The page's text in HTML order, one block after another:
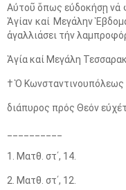
Αὐτοῦ ὅπως εὐδοκήσῃ νά
Ἁγίαν καί Μεγάλην
ἀγαλλιάσει τήν
Ἁγία καί Μεγάλη
† Ὁ Κωνσταντινουπόλεως
διάπυρος πρός Θεόν
1. Ματθ. στʹ, 14.
2. Ματθ. στʹ, 12.